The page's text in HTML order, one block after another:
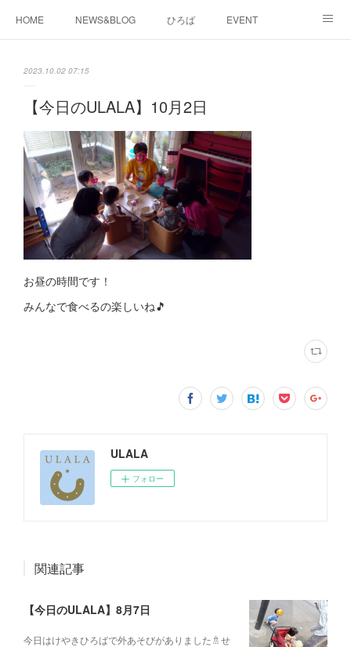
HOME NEWS&BLOG ひろば EVENT
2023.10.02 07:15
【今日のULALA】10月2日
お昼の時間です！
みんなで食べるの楽しいね🎵
ULALA
フォロー
関連記事
【今日のULALA】8月7日
今日はけやきひろばで外あそびがありました🚿せ